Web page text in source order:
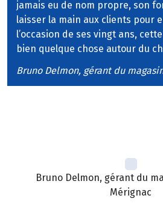
jamais eu de nom propre, son
laisser la main aux clients pour
l’occasion de ses vingt ans,
bien quelque chose autour du
Bruno Delmon, gérant du
Bruno Delmon, gérant du
Mérignac